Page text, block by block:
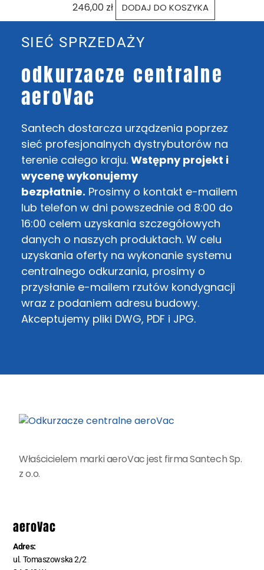
246,00 zł DODAJ DO KOSZYKA
SIEĆ SPRZEDAŻY
odkurzacze centralne
aeroVac
Santech dostarcza urządzenia poprzez
sieć profesjonalnych dystrybutorów na
terenie całego kraju. Wstępny projekt i
wycenę wykonujemy
bezpłatnie. Prosimy o kontakt e-mailem
lub telefon w dni powszednie od 8:00 do
16:00 celem uzyskania szczegółowych
danych o naszych produktach. W celu
uzyskania oferty na wykonanie systemu
centralnego odkurzania, prosimy o
przysłanie e-mailem rzutów kondygnacji
wraz z podaniem adresu budowy.
Akceptujemy pliki DWG, PDF i JPG.
Właścicielem marki aeroVac jest firma Santech Sp.
z o.o.
aeroVac
Adres:
ul. Tomaszowska 2/2